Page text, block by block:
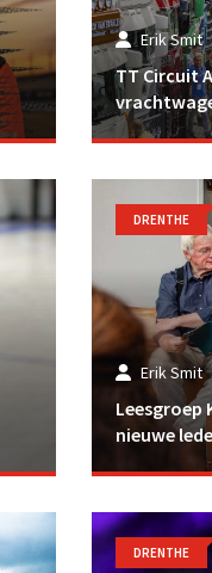
Erik Smit
TT Circuit
Erik Smit
Leesgroep
nieuwe
DRENTHE
DRENTHE